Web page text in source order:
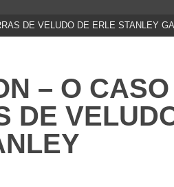
DE VELUDO DE ERLE STANLEY
– O CASO
DE